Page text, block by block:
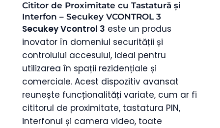
Cititor de Proximitate cu Tastatură și
Interfon – Secukey VCONTROL 3
Secukey Vcontrol 3 este un produs
inovator în domeniul securității și
controlului accesului, ideal pentru
utilizarea în spații rezidențiale și
comerciale. Acest dispozitiv avansat
reunește funcționalități variate, cum ar fi
cititorul de proximitate, tastatura PIN,
interfonul și camera video, toate